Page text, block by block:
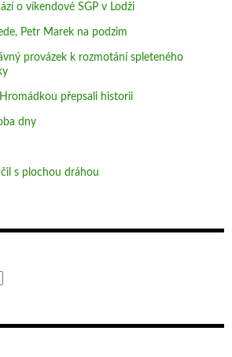
o víkendové SGP v Lodži
Petr Marek na podzim
provázek k rozmotání spleteného
přepsali historii
dny
s plochou dráhou